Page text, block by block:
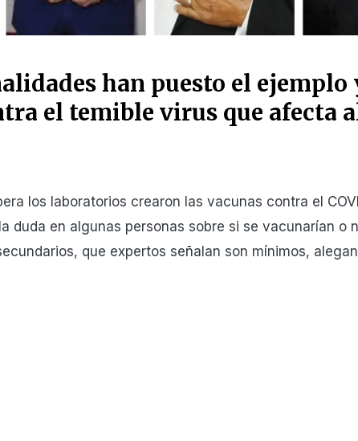
han puesto el ejemplo
el temible virus que afecta
los laboratorios crearon las vacunas contra el
duda en algunas personas sobre si se vacunarían o
que expertos señalan son mínimos,